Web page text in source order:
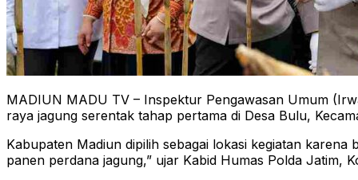
MADIUN MADU TV – Inspektur Pengawasan Umum
raya jagung serentak tahap pertama di Desa Bulu,
Kabupaten Madiun dipilih sebagai lokasi kegiatan
panen perdana jagung,” ujar Kabid Humas Polda Jatim,